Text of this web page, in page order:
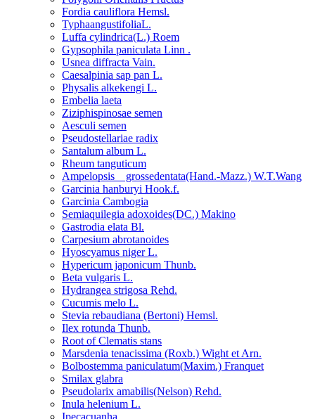
Fordia cauliflora Hemsl.
TyphaangustifoliaL.
Luffa cylindrica(L.) Roem
Gypsophila paniculata Linn .
Usnea diffracta Vain.
Caesalpinia sap pan L.
Physalis alkekengi L.
Embelia laeta
Ziziphispinosae semen
Aesculi semen
Pseudostellariae radix
Santalum album L.
Rheum tanguticum
Ampelopsis grossedentata(Hand.-Mazz.) W.T.Wang
Garcinia hanburyi Hook.f.
Garcinia Cambogia
Semiaquilegia adoxoides(DC.) Makino
Gastrodia elata Bl.
Carpesium abrotanoides
Hyoscyamus niger L.
Hypericum japonicum Thunb.
Beta vulgaris L.
Hydrangea strigosa Rehd.
Cucumis melo L.
Stevia rebaudiana (Bertoni) Hemsl.
Ilex rotunda Thunb.
Root of Clematis stans
Marsdenia tenacissima (Roxb.) Wight et Arn.
Bolbostemma paniculatum(Maxim.) Franquet
Smilax glabra
Pseudolarix amabilis(Nelson) Rehd.
Inula helenium L.
Ipecacuanha